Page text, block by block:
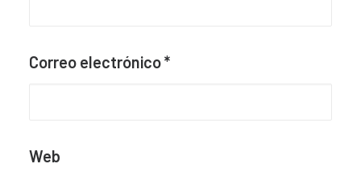
Correo electrónico*
Web